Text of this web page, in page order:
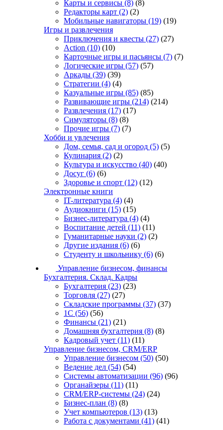
Карты и сервисы (8) (8)
Редакторы карт (2) (2)
Мобильные навигаторы (19) (19)
Игры и развлечения
Приключения и квесты (27) (27)
Action (10) (10)
Карточные игры и пасьянсы (7) (7)
Логические игры (57) (57)
Аркады (39) (39)
Стратегии (4) (4)
Казуальные игры (85) (85)
Развивающие игры (214) (214)
Развлечения (17) (17)
Симуляторы (8) (8)
Прочие игры (7) (7)
Хобби и увлечения
Дом, семья, сад и огород (5) (5)
Кулинария (2) (2)
Культура и искусство (40) (40)
Досуг (6) (6)
Здоровье и спорт (12) (12)
Электронные книги
IT-литература (4) (4)
Аудиокниги (15) (15)
Бизнес-литература (4) (4)
Воспитание детей (11) (11)
Гуманитарные науки (2) (2)
Другие издания (6) (6)
Студенту и школьнику (6) (6)
Управление бизнесом, финансы
Бухгалтерия. Склад. Кадры
Бухгалтерия (23) (23)
Торговля (27) (27)
Складские программы (37) (37)
1С (56) (56)
Финансы (21) (21)
Домашняя бухгалтерия (8) (8)
Кадровый учет (11) (11)
Управление бизнесом, CRM/ERP
Управление бизнесом (50) (50)
Ведение дел (54) (54)
Системы автоматизации (96) (96)
Органайзеры (11) (11)
CRM/ERP-системы (24) (24)
Бизнес-план (8) (8)
Учет компьютеров (13) (13)
Работа с документами (41) (41)